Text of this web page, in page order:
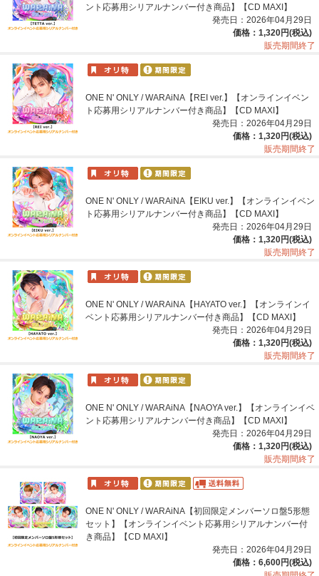
ント応募用シリアルナンバー付き商品】【CD MAXI】
発売日：2026年04月29日
価格：1,320円(税込)
販売期間終了
ONE N' ONLY / WARAiNA【REI ver.】【オンラインイベン
ト応募用シリアルナンバー付き商品】【CD MAXI】
発売日：2026年04月29日
価格：1,320円(税込)
販売期間終了
ONE N' ONLY / WARAiNA【EIKU ver.】【オンラインイベン
ト応募用シリアルナンバー付き商品】【CD MAXI】
発売日：2026年04月29日
価格：1,320円(税込)
販売期間終了
ONE N' ONLY / WARAiNA【HAYATO ver.】【オンラインイ
ベント応募用シリアルナンバー付き商品】【CD MAXI】
発売日：2026年04月29日
価格：1,320円(税込)
販売期間終了
ONE N' ONLY / WARAiNA【NAOYA ver.】【オンラインイベ
ント応募用シリアルナンバー付き商品】【CD MAXI】
発売日：2026年04月29日
価格：1,320円(税込)
販売期間終了
ONE N' ONLY / WARAiNA【初回限定メンバーソロ盤5形態
セット】【オンラインイベント応募用シリアルナンバー付
き商品】【CD MAXI】
発売日：2026年04月29日
価格：6,600円(税込)